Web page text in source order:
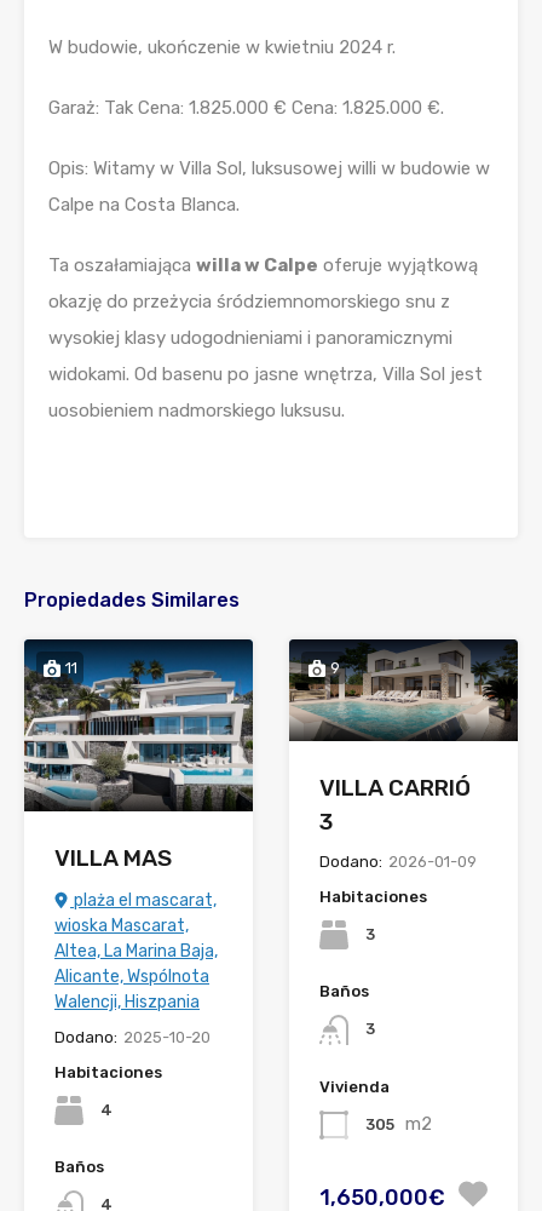
W budowie, ukończenie w kwietniu 2024 r.
Garaż: Tak Cena: 1.825.000 € Cena: 1.825.000 €.
Opis: Witamy w Villa Sol, luksusowej willi w budowie w
Calpe na Costa Blanca.
Ta oszałamiająca willa w Calpe oferuje wyjątkową
okazję do przeżycia śródziemnomorskiego snu z
wysokiej klasy udogodnieniami i panoramicznymi
widokami. Od basenu po jasne wnętrza, Villa Sol jest
uosobieniem nadmorskiego luksusu.
Propiedades Similares
11
VILLA MAS
plaża el mascarat,
wioska Mascarat,
Altea, La Marina Baja,
Alicante, Wspólnota
Walencji, Hiszpania
Dodano: 2025-10-20
Habitaciones
4
Baños
4
9
VILLA CARRIÓ
3
Dodano: 2026-01-09
Habitaciones
3
Baños
3
Vivienda
305 m2
1,650,000€